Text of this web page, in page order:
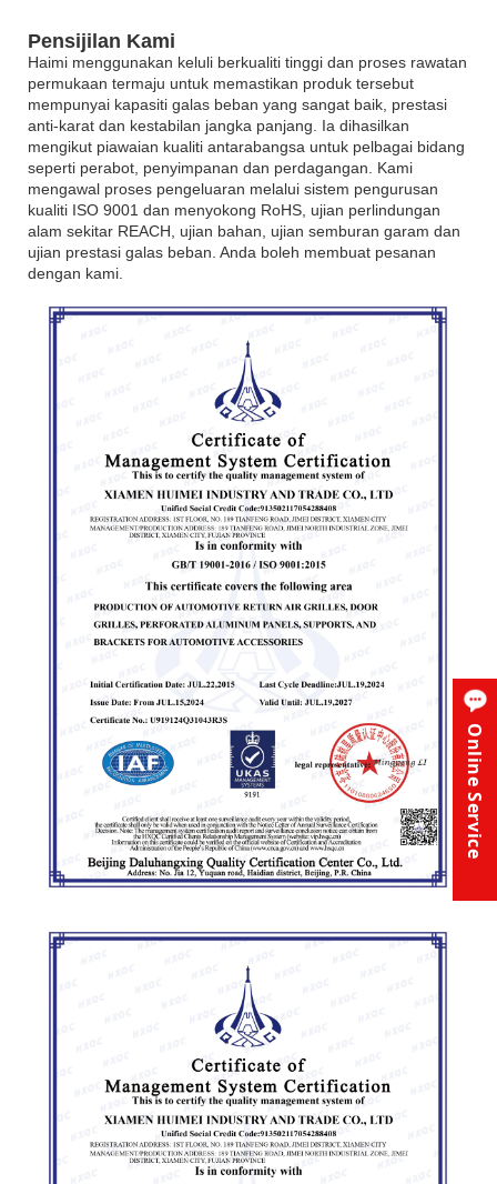
Pensijilan Kami
Haimi menggunakan keluli berkualiti tinggi dan proses rawatan
permukaan termaju untuk memastikan produk tersebut
mempunyai kapasiti galas beban yang sangat baik, prestasi
anti-karat dan kestabilan jangka panjang. Ia dihasilkan
mengikut piawaian kualiti antarabangsa untuk pelbagai bidang
seperti perabot, penyimpanan dan perdagangan. Kami
mengawal proses pengeluaran melalui sistem pengurusan
kualiti ISO 9001 dan menyokong RoHS, ujian perlindungan
alam sekitar REACH, ujian bahan, ujian semburan garam dan
ujian prestasi galas beban. Anda boleh membuat pesanan
dengan kami.
Online Service